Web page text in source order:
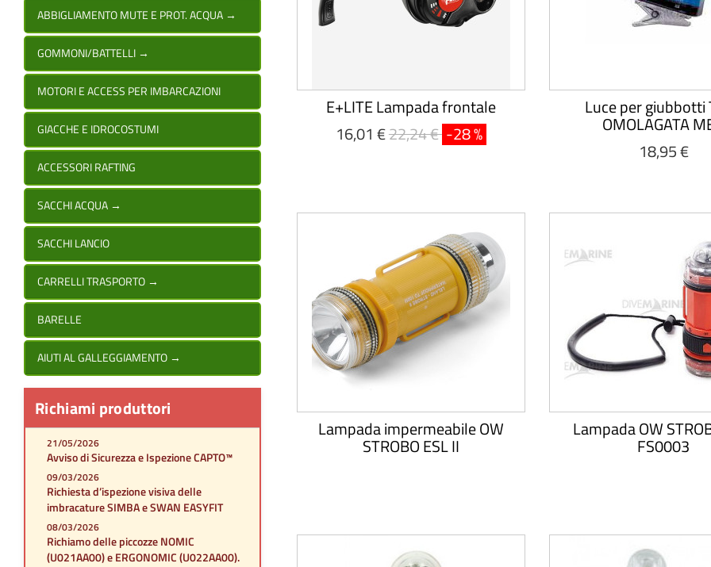
ABBIGLIAMENTO MUTE E PROT. ACQUA →
GOMMONI/BATTELLI →
MOTORI E ACCESS PER IMBARCAZIONI
GIACCHE E IDROCOSTUMI
ACCESSORI RAFTING
SACCHI ACQUA →
SACCHI LANCIO
CARRELLI TRASPORTO →
BARELLE
AIUTI AL GALLEGGIAMENTO →
Richiami produttori
21/05/2026
Avviso di Sicurezza e Ispezione CAPTO™
09/03/2026
Richiesta d’ispezione visiva delle
imbracature SIMBA e SWAN EASYFIT
08/03/2026
Richiamo delle piccozze NOMIC
(U021AA00) e ERGONOMIC (U022AA00).
E+LITE Lampada frontale
16,01 €22,24 € -28 %
Luce per giubbotti
OMOLAGATA
18,95 €
Lampada impermeabile OW
STROBO ESL II
Lampada OW
FS0003